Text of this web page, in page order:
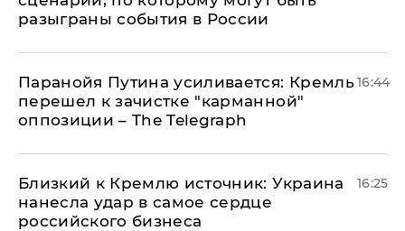
разыграны события в России
Паранойя Путина усиливается: Кремль
перешел к зачистке "карманной"
оппозиции – The Telegraph
16:44
Близкий к Кремлю источник: Украина
нанесла удар в самое сердце
российского бизнеса
16:25